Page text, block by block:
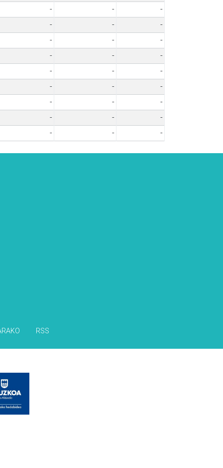
- -
-
- -
-
- -
-
- -
-
- -
-
- -
-
- -
-
- -
-
- - -
RSS